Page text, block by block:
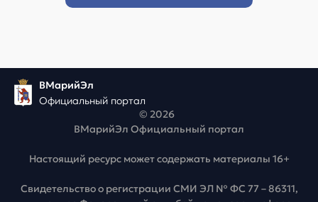
ВМарийЭл
Официальный портал
© 2026
ВМарийЭл Официальный портал
Настоящий ресурс может содержать материалы 16+
Свидетельство о регистрации СМИ ЭЛ № ФС 77 – 86311,